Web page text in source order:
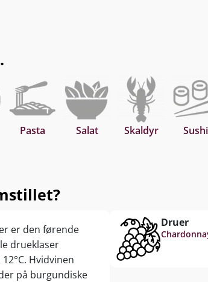
Pasta Salat Skaldyr Sushi
er den førende
drueklaser
Hvidvinen
på burgundiske
Druer